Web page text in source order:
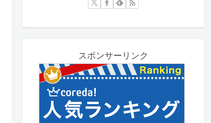
スポンサーリンク